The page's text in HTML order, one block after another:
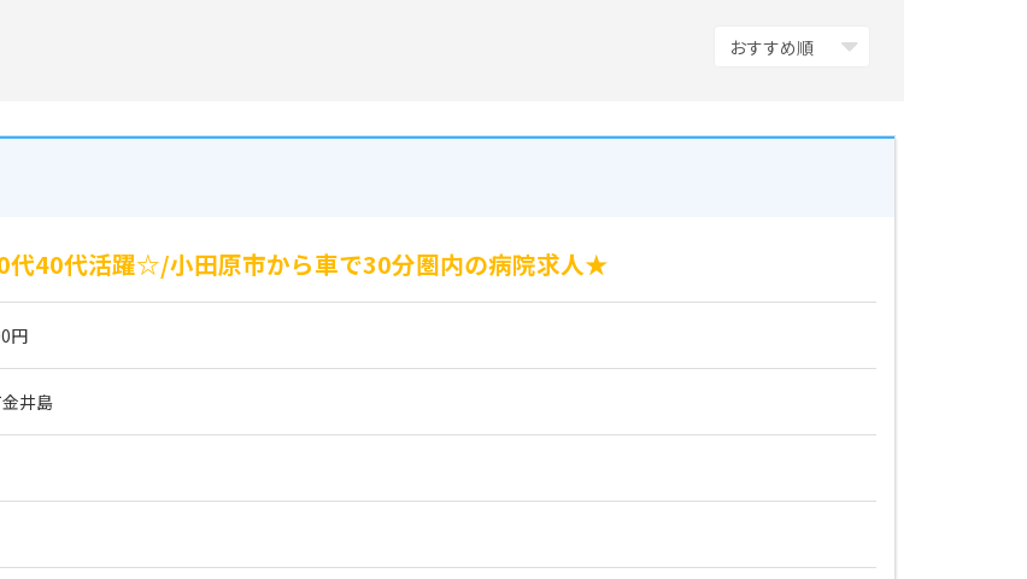
代40代活躍☆/小田原市から車で30分圏内の病院求人★
円
井島